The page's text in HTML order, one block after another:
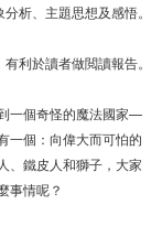
析、主題思想及感悟。
利於讀者做閲讀報告。
一個奇怪的魔法國家—
一個：向偉大而可怕的
、鐵皮人和獅子，大家
事情呢？